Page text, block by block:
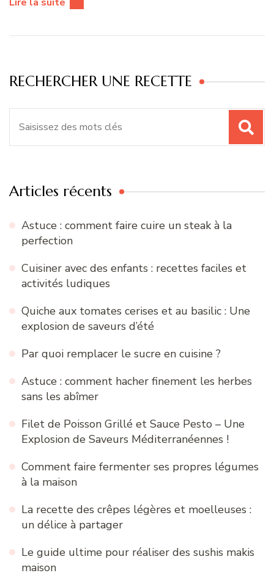
RECHERCHER UNE RECETTE
Articles récents
Astuce : comment faire cuire un steak à la
perfection
Cuisiner avec des enfants : recettes faciles et
activités ludiques
Quiche aux tomates cerises et au basilic : Une
explosion de saveurs d’été
Par quoi remplacer le sucre en cuisine ?
Astuce : comment hacher finement les herbes
sans les abîmer
Filet de Poisson Grillé et Sauce Pesto – Une
Explosion de Saveurs Méditerranéennes !
Comment faire fermenter ses propres légumes
à la maison
La recette des crêpes légères et moelleuses :
un délice à partager
Le guide ultime pour réaliser des sushis makis
maison